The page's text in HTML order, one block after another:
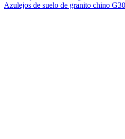
Azulejos de suelo de granito chino